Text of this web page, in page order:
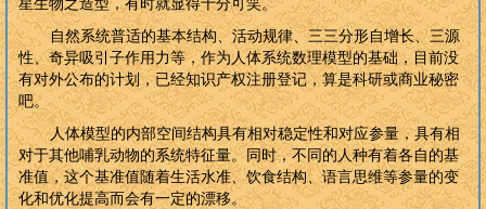
自然系统普适的基本结构、活动规律、三三分形自增长、三源
性、奇异吸引子作用力等，作为人体系统数理模型的基础，目前没
有对外公布的计划，已经知识产权注册登记，算是科研或商业秘密
吧。
人体模型的内部空间结构具有相对稳定性和对应参量，具有相
对于其他哺乳动物的系统特征量。同时，不同的人种有着各自的基
准值，这个基准值随着生活水准、饮食结构、语言思维等参量的变
化和优化提高而会有一定的漂移。